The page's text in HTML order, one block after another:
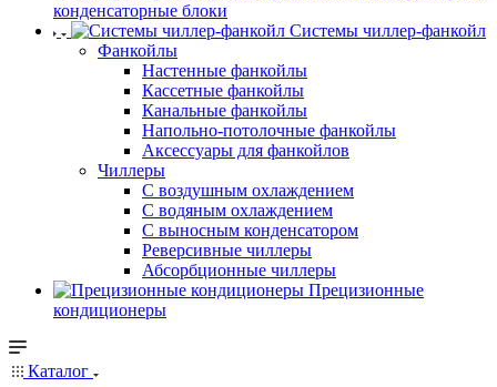
конденсаторные блоки
Системы чиллер-фанкойл
Фанкойлы
Настенные фанкойлы
Кассетные фанкойлы
Канальные фанкойлы
Напольно-потолочные фанкойлы
Аксессуары для фанкойлов
Чиллеры
С воздушным охлаждением
С водяным охлаждением
С выносным конденсатором
Реверсивные чиллеры
Абсорбционные чиллеры
Прецизионные
кондиционеры
Каталог